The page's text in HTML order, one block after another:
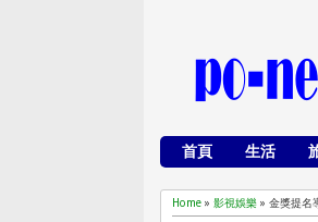
首頁 生活
Home » 影視娛樂 » 金獎提名